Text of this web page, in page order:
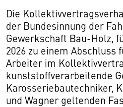
Die
der Bundesinnung der
Gewerkschaft Bau-Holz,
2026 zu einem Abschluss
Arbeiter im
kunststoffverarbeitende
Karosseriebautechniker,
und Wagner geltenden